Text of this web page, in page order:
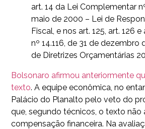
art. 14 da Lei Complementar
maio de 2000 – Lei de
Fiscal, e nos art. 125, art. 126 e
nº 14.116, de 31 de dezembro
de Diretrizes Orçamentárias
Bolsonaro afirmou anteriormente
texto. A equipe econômica, no
Palácio do Planalto pelo veto do
que, segundo técnicos, o texto não
compensação financeira. Na